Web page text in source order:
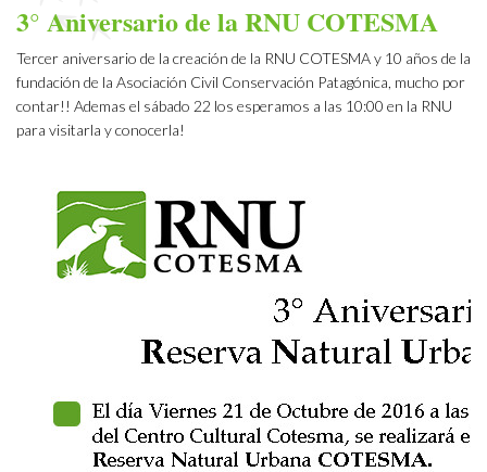
3° Aniversario de la RNU COTESMA
Tercer aniversario de la creación de la RNU COTESMA y 10 años de la
fundación de la Asociación Civil Conservación Patagónica, mucho por
contar!! Ademas el sábado 22 los esperamos a las 10:00 en la RNU
para visitarla y conocerla!